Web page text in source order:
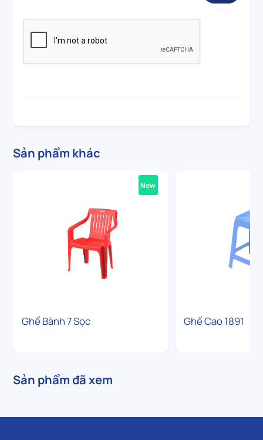
Sản phẩm khác
Ghế Bành 7 Sọc
New
Ghế Cao 1891
Sản phẩm đã xem